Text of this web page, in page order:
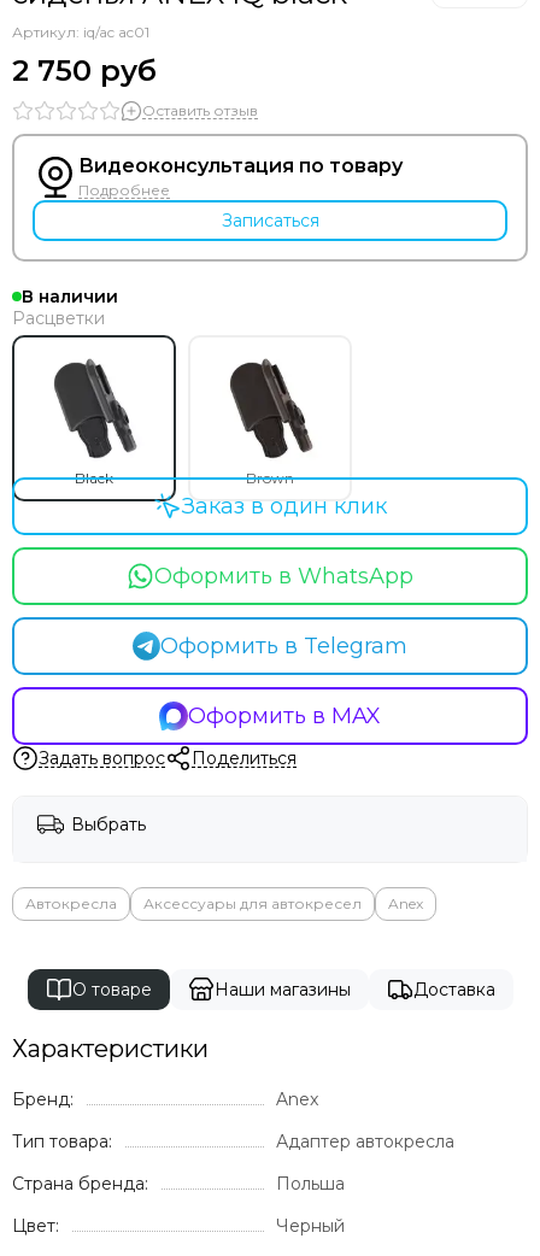
Артикул: iq/ac ac01
2 750 руб
Оставить отзыв
Видеоконсультация по товару
Подробнее
Записаться
В наличии
Расцветки
Black Brown
Оформить в WhatsApp
Оформить в Telegram
Оформить в MAX
Заказ в один клик
Задать вопрос Поделиться
Выбрать
Автокресла Аксессуары для автокресел Anex
О товаре Наши магазины Доставка
Характеристики
Бренд:
Anex
Тип товара:
Адаптер автокресла
Страна бренда:
Польша
Цвет:
Черный